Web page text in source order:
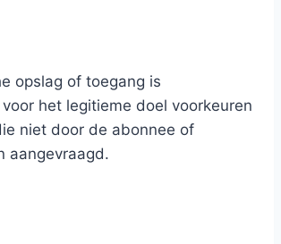
opslag of toegang is
het legitieme doel voorkeuren
niet door de abonnee of
aangevraagd.